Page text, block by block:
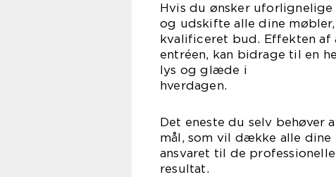
Hvis du ønsker uforlignelige
og udskifte alle dine
kvalificeret bud. Effekten
entréen, kan bidrage til en
lys og glæde i
Det eneste du selv behøver
mål, som vil dække alle
ansvaret til de